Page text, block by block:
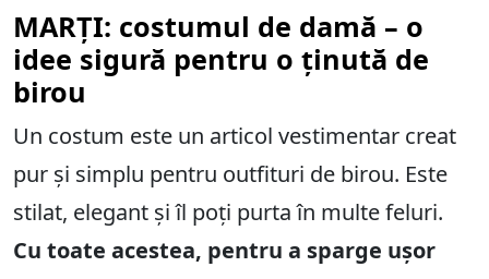
MARȚI: costumul de damă – o
idee sigură pentru o ținută de
birou
Un costum este un articol vestimentar creat
pur și simplu pentru outfituri de birou. Este
stilat, elegant și îl poți purta în multe feluri.
Cu toate acestea, pentru a sparge ușor